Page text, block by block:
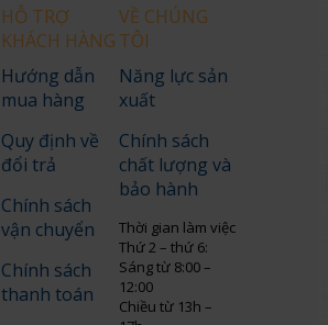
HỖ TRỢ
KHÁCH HÀNG
Hướng dẫn
mua hàng
Quy định về
đổi trả
Chính sách
vận chuyển
Chính sách
thanh toán
VỀ CHÚNG
TÔI
Năng lực sản
xuất
Chính sách
chất lượng và
bảo hành
Thời gian làm việc
Thứ 2 – thứ 6:
Sáng từ 8:00 –
12:00
Chiều từ 13h –